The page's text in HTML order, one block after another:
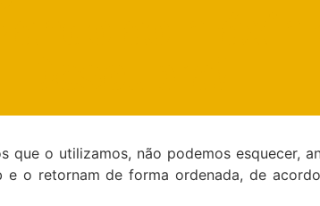
que o utilizamos, não podemos esquecer,
o retornam de forma ordenada, de